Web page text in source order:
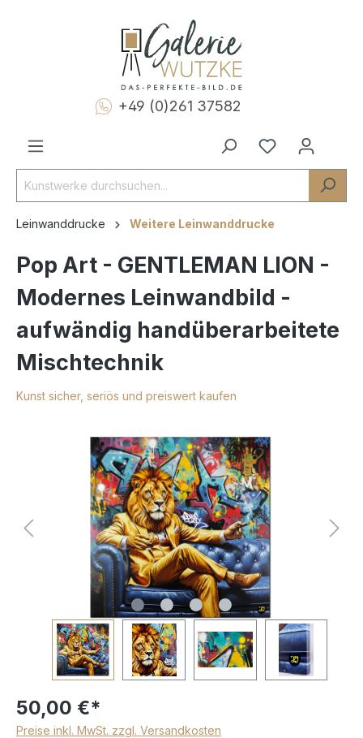
+49 (0)261 37582
Leinwanddrucke Weitere Leinwanddrucke
Pop Art - GENTLEMAN LION -
Modernes Leinwandbild -
aufwändig handüberarbeitete
Mischtechnik
Kunst sicher, seriös und preiswert kaufen
50,00 €*
Preise inkl. MwSt. zzgl. Versandkosten